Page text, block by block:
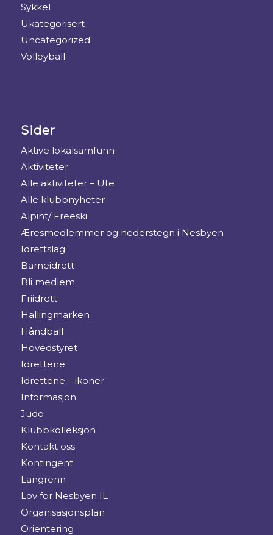
Sykkel
Ukategorisert
Uncategorized
Volleyball
Sider
Aktive lokalsamfunn
Aktiviteter
Alle aktiviteter – Ute
Alle klubbnyheter
Alpint/ Freeski
Æresmedlemmer og hederstegn i Nesbyen
Idrettslag
Barneidrett
Bli medlem
Friidrett
Hallingmarken
Håndball
Hovedstyret
Idrettene
Idrettene – ikoner
Informasjon
Judo
Klubbkolleksjon
Kontakt oss
Kontingent
Langrenn
Lov for Nesbyen IL
Organisasjonsplan
Orientering